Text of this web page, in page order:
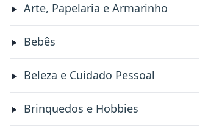
Arte, Papelaria e Armarinho
Bebês
Beleza e Cuidado Pessoal
Brinquedos e Hobbies